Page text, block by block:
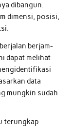
dibangun.
dimensi, posisi,
berjam-
dapat melihat
data
mungkin sudah
terungkap